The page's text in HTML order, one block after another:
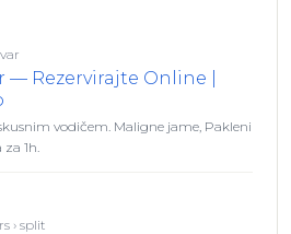
— Rezervirajte Online |
vodičem. Maligne jame, Pakleni
1h.
› split